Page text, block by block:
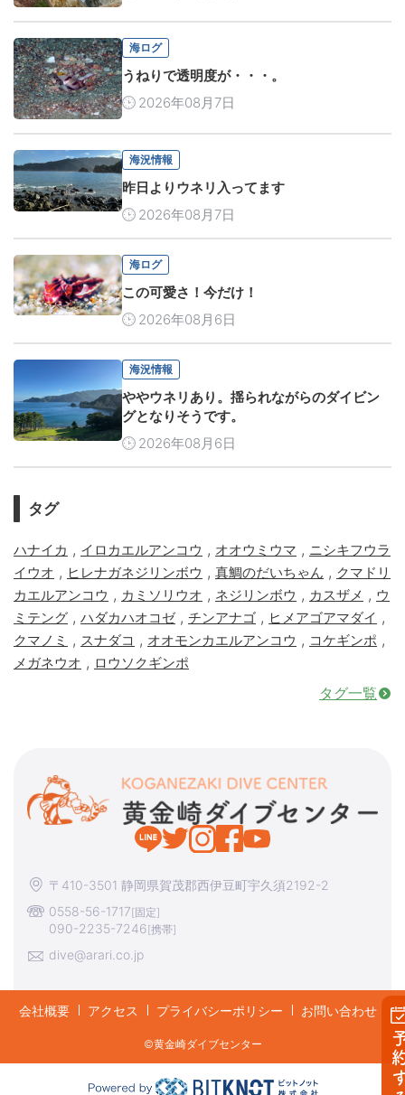
予
海ログ
うねりで透明度が・・・。
2026年08月7日
海況情報
昨日よりウネリ入ってます
2026年08月7日
海ログ
この可愛さ！今だけ！
2026年08月6日
海況情報
ややウネリあり。揺られながらのダイビン
グとなりそうです。
2026年08月6日
タグ
ハナイカ , イロカエルアンコウ , オオウミウマ , ニシキフウラ
イウオ , ヒレナガネジリンボウ , 真鯛のだいちゃん , クマドリ
カエルアンコウ , カミソリウオ , ネジリンボウ , カスザメ , ウ
ミテング , ハダカハオコゼ, チンアナゴ , ヒメアゴアマダイ ,
クマノミ , スナダコ , オオモンカエルアンコウ , コケギンポ ,
メガネウオ , ロウソクギンポ
タグ一覧
〒410-3501 静岡県賀茂郡西伊豆町宇久須2192-2
0558-56-1717[固定]
090-2235-7246[携帯]
dive@arari.co.jp
会社概要 アクセス プライバシーポリシー お問い合わせ
©︎黄金崎ダイブセンター